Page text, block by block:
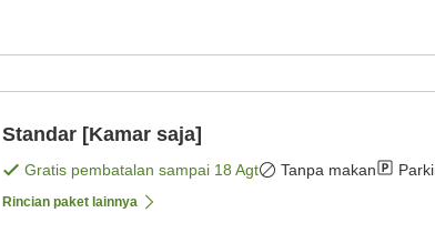
Standar [Kamar saja]
Gratis pembatalan sampai 18 Agt Tanpa makan
Rincian paket lainnya